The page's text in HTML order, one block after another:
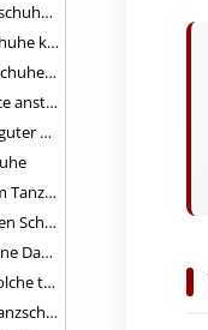
Gibt es Tanzschuhe auch für eher breite Füße?
Gute Tanzschuhe kaufen?
In welchen Schuhen kann man am besten tanzen?
Ist Line Dance anstrengend?
Ist Salsa ein guter Tanz für Anfänger?
Kann ich zum Tanzen Jogginghosen tragen?
Kann man den Schuh hier auch in halben Größen bestellen?
Kann man Line Dance ohne Stiefel tanzen?
Kann man solche tanzschuhe eigentlich auch anderweitig, z.b. auf
Kann man Tanzschuhe auch im Alltag tragen?